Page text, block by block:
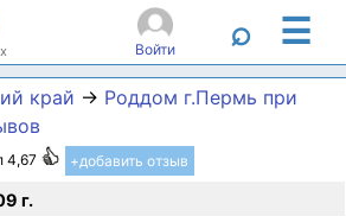
Войти ⌕ ☰
край → Роддом г.Пермь при
4,67 +добавить отзыв
г.